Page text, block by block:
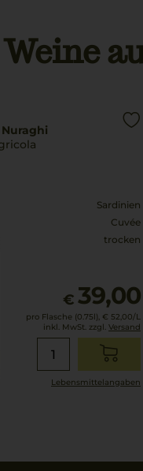
Nuraghi
Sardinien
Cuvée
trocken
€ 39,00
pro Flasche (0.75l), € 52,00/L
inkl. MwSt. zzgl. Versand
Lebensmittel­angaben